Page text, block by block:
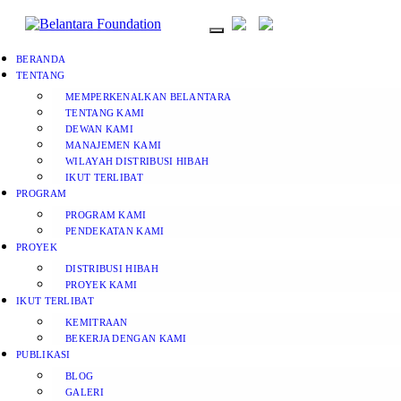
BERANDA
TENTANG
MEMPERKENALKAN BELANTARA
TENTANG KAMI
DEWAN KAMI
MANAJEMEN KAMI
WILAYAH DISTRIBUSI HIBAH
IKUT TERLIBAT
PROGRAM
PROGRAM KAMI
PENDEKATAN KAMI
PROYEK
DISTRIBUSI HIBAH
PROYEK KAMI
IKUT TERLIBAT
KEMITRAAN
BEKERJA DENGAN KAMI
PUBLIKASI
BLOG
GALERI